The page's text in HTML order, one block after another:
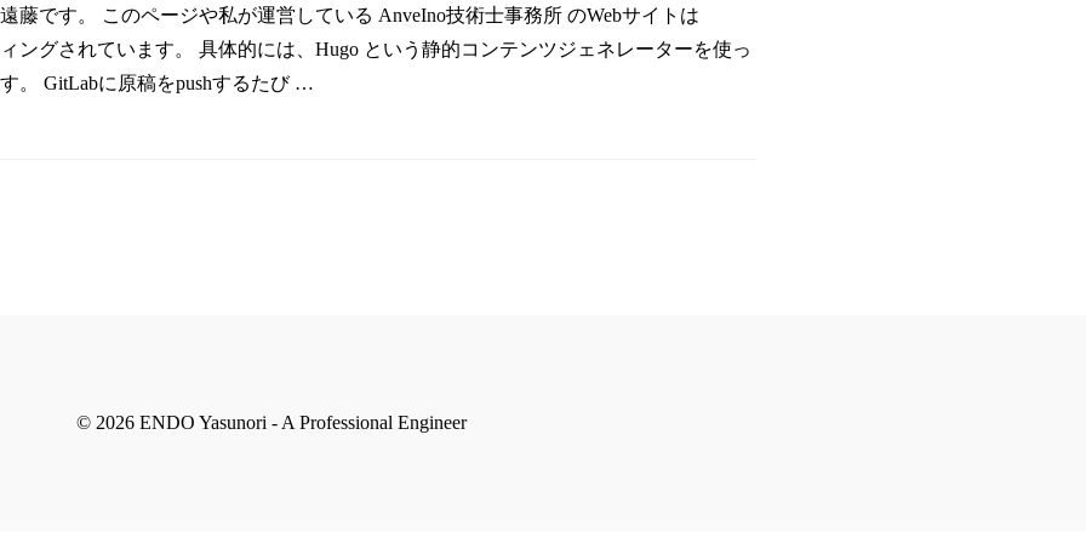
藤です。 このページや私が運営している AnveIno技術士事務所 のWebサイトは
ィングされています。 具体的には、Hugo という静的コンテンツジェネレーターを使っ
。 GitLabに原稿をpushするたび …
© 2026 ENDO Yasunori - A Professional Engineer